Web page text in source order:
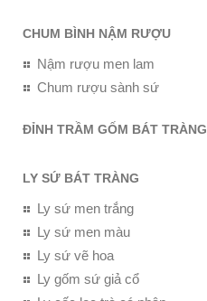
CHUM BÌNH NẬM RƯỢU
Nậm rượu men lam
Chum rượu sành sứ
ĐỈNH TRẦM GỐM BÁT TRÀNG
LY SỨ BÁT TRÀNG
Ly sứ men trắng
Ly sứ men màu
Ly sứ vẽ hoa
Ly gốm sứ giả cổ